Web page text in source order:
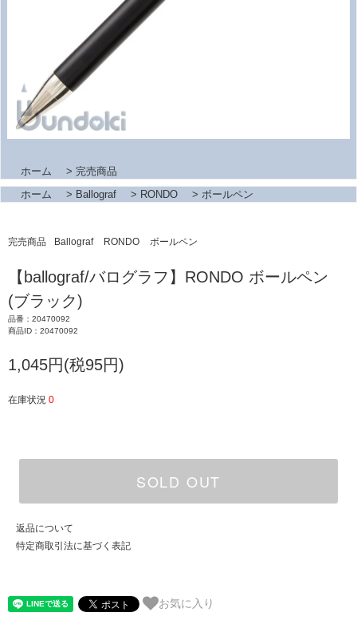
ホーム > 完売商品
ホーム
> Ballograf > RONDO > ボールペン
完売商品 Ballograf RONDO ボールペン
【ballograf/バログラフ】RONDO ボールペン
(ブラック)
品番：20470092
商品ID：20470092
1,045円(税95円)
在庫状況 0
SOLD OUT
返品について
特定商取引法に基づく表記
お気に入り